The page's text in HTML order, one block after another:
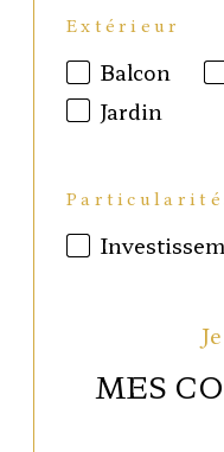
Extérieur
Balcon
Jardin
MES